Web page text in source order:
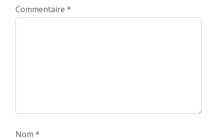
Commentaire *
Nom *